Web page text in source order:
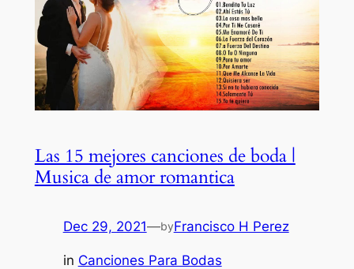
Las 15 mejores canciones de boda |
Musica de amor romantica
Dec 29, 2021—byFrancisco H Perez
in Canciones Para Bodas